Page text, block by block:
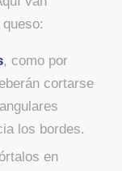
, como por
cortarse
los bordes.
en